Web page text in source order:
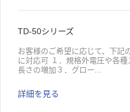
TD-50シリーズ
お客様のご希望に応じて、下記
に対応可 １．規格外電圧や各
長さの増加３．グロー...
ブの色の変更４．音色、音量、
詳細を見る